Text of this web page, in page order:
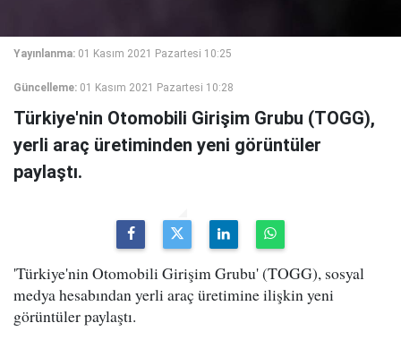
Yayınlanma: 01 Kasım 2021 Pazartesi 10:25
Güncelleme: 01 Kasım 2021 Pazartesi 10:28
Türkiye'nin Otomobili Girişim Grubu (TOGG),
yerli araç üretiminden yeni görüntüler
paylaştı.
'Türkiye'nin Otomobili Girişim Grubu' (TOGG), sosyal
medya hesabından yerli araç üretimine ilişkin yeni
görüntüler paylaştı.